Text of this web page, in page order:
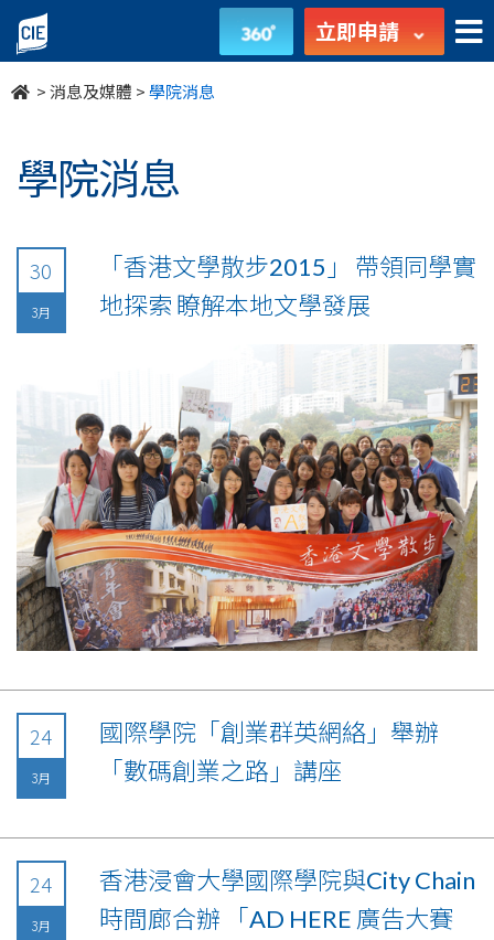
undefined 立即申請
>消息及媒體 >學院消息
學院消息
30
3月
「香港文學散步2015」 帶領同學實
地探索 瞭解本地文學發展
24
3月
國際學院「創業群英網絡」舉辦
「數碼創業之路」講座
24
3月
香港浸會大學國際學院與City Chain
時間廊合辦 「AD HERE 廣告大賽